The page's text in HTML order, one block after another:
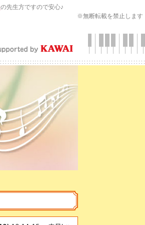
の先生方ですので安心♪
※無断転載を禁止します